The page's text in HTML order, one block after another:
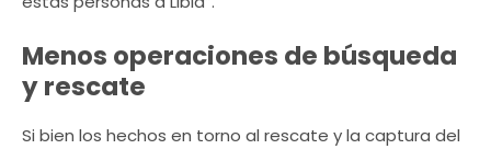
Menos operaciones de búsqueda
y rescate
Si bien los hechos en torno al rescate y la captura del